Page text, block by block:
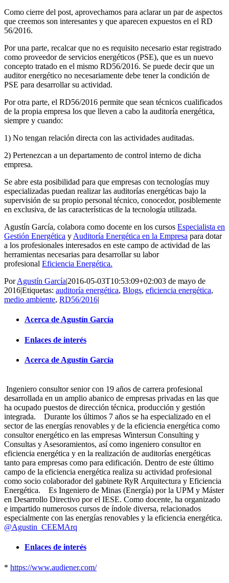
Como cierre del post, aprovechamos para aclarar un par de aspectos
que creemos son interesantes y que aparecen expuestos en el RD
56/2016.
Por una parte, recalcar que no es requisito necesario estar registrado
como proveedor de servicios energéticos (PSE), que es un nuevo
concepto tratado en el mismo RD56/2016. Se puede decir que un
auditor energético no necesariamente debe tener la condición de
PSE para desarrollar su actividad.
Por otra parte, el RD56/2016 permite que sean técnicos cualificados
de la propia empresa los que lleven a cabo la auditoría energética,
siempre y cuando:
1) No tengan relación directa con las actividades auditadas.
2) Pertenezcan a un departamento de control interno de dicha
empresa.
Se abre esta posibilidad para que empresas con tecnologías muy
especializadas puedan realizar las auditorías energéticas bajo la
supervisión de su propio personal técnico, conocedor, posiblemente
en exclusiva, de las características de la tecnología utilizada.
Agustín García, colabora como docente en los cursos Especialista en
Gestión Energética y Auditoría Energética en la Empresa para dotar
a los profesionales interesados en este campo de actividad de las
herramientas necesarias para desarrollar su labor
profesional Eficiencia Energética.
PorAgustín García|2016-05-03T10:53:09+02:003 de mayo de
2016|Etiquetas: auditoría energética, Blogs, eficiencia energética,
medio ambiente, RD56/2016|
Acerca de Agustín García
Enlaces de interés
Acerca de Agustín García
Ingeniero consultor senior con 19 años de carrera profesional
desarrollada en un amplio abanico de empresas privadas en las que
ha ocupado puestos de dirección técnica, producción y gestión
integrada. Durante los últimos 7 años se ha especializado en el
sector de las energías renovables y de la eficiencia energética como
consultor energético en las empresas Wintersun Consulting y
Consultas y Asesoramientos, así como ingeniero consultor en
eficiencia energética y en la realización de auditorías energéticas
tanto para empresas como para edificación. Dentro de este último
campo de la eficiencia energética realiza su actividad profesional
como socio colaborador del gabinete RyR Arquitectura y Eficiencia
Energética. Es Ingeniero de Minas (Energía) por la UPM y Máster
en Desarrollo Directivo por el IESE. Como docente, ha organizado
e impartido numerosos cursos de índole diversa, relacionados
especialmente con las energías renovables y la eficiencia energética.
@Agustin_CEEMArq
Enlaces de interés
* https://www.audiener.com/